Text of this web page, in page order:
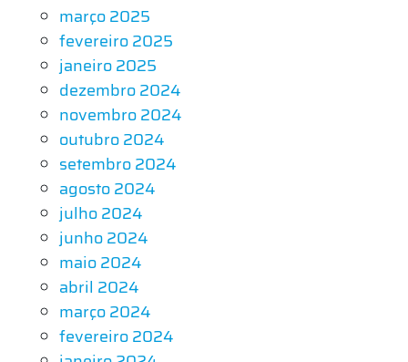
março 2025
fevereiro 2025
janeiro 2025
dezembro 2024
novembro 2024
outubro 2024
setembro 2024
agosto 2024
julho 2024
junho 2024
maio 2024
abril 2024
março 2024
fevereiro 2024